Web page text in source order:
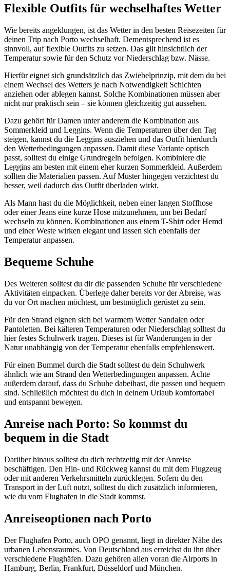
Flexible Outfits für wechselhaftes Wetter
Wie bereits angeklungen, ist das Wetter in den besten Reisezeiten für
deinen Trip nach Porto wechselhaft. Dementsprechend ist es
sinnvoll, auf flexible Outfits zu setzen. Das gilt hinsichtlich der
Temperatur sowie für den Schutz vor Niederschlag bzw. Nässe.
Hierfür eignet sich grundsätzlich das Zwiebelprinzip, mit dem du bei
einem Wechsel des Wetters je nach Notwendigkeit Schichten
anziehen oder ablegen kannst. Solche Kombinationen müssen aber
nicht nur praktisch sein – sie können gleichzeitig gut aussehen.
Dazu gehört für Damen unter anderem die Kombination aus
Sommerkleid und Leggins. Wenn die Temperaturen über den Tag
steigen, kannst du die Leggins ausziehen und das Outfit hierdurch
den Wetterbedingungen anpassen. Damit diese Variante optisch
passt, solltest du einige Grundregeln befolgen. Kombiniere die
Leggins am besten mit einem eher kurzen Sommerkleid. Außerdem
sollten die Materialien passen. Auf Muster hingegen verzichtest du
besser, weil dadurch das Outfit überladen wirkt.
Als Mann hast du die Möglichkeit, neben einer langen Stoffhose
oder einer Jeans eine kurze Hose mitzunehmen, um bei Bedarf
wechseln zu können. Kombinationen aus einem T-Shirt oder Hemd
und einer Weste wirken elegant und lassen sich ebenfalls der
Temperatur anpassen.
Bequeme Schuhe
Des Weiteren solltest du dir die passenden Schuhe für verschiedene
Aktivitäten einpacken. Überlege daher bereits vor der Abreise, was
du vor Ort machen möchtest, um bestmöglich gerüstet zu sein.
Für den Strand eignen sich bei warmem Wetter Sandalen oder
Pantoletten. Bei kälteren Temperaturen oder Niederschlag solltest du
hier festes Schuhwerk tragen. Dieses ist für Wanderungen in der
Natur unabhängig von der Temperatur ebenfalls empfehlenswert.
Für einen Bummel durch die Stadt solltest du dein Schuhwerk
ähnlich wie am Strand den Wetterbedingungen anpassen. Achte
außerdem darauf, dass du Schuhe dabeihast, die passen und bequem
sind. Schließlich möchtest du dich in deinem Urlaub komfortabel
und entspannt bewegen.
Anreise nach Porto: So kommst du
bequem in die Stadt
Darüber hinaus solltest du dich rechtzeitig mit der Anreise
beschäftigen. Den Hin- und Rückweg kannst du mit dem Flugzeug
oder mit anderen Verkehrsmitteln zurücklegen. Sofern du den
Transport in der Luft nutzt, solltest du dich zusätzlich informieren,
wie du vom Flughafen in die Stadt kommst.
Anreiseoptionen nach Porto
Der Flughafen Porto, auch OPO genannt, liegt in direkter Nähe des
urbanen Lebensraumes. Von Deutschland aus erreichst du ihn über
verschiedene Flughäfen. Dazu gehören allen voran die Airports in
Hamburg, Berlin, Frankfurt, Düsseldorf und München.